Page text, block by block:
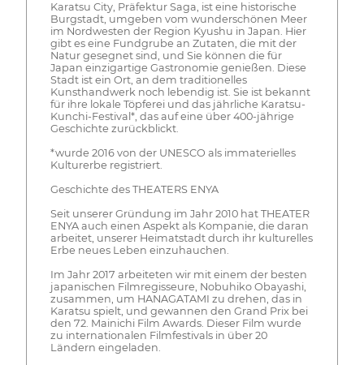
Karatsu City, Präfektur Saga, ist eine historische
Burgstadt, umgeben vom wunderschönen Meer
im Nordwesten der Region Kyushu in Japan. Hier
gibt es eine Fundgrube an Zutaten, die mit der
Natur gesegnet sind, und Sie können die für
Japan einzigartige Gastronomie genießen. Diese
Stadt ist ein Ort, an dem traditionelles
Kunsthandwerk noch lebendig ist. Sie ist bekannt
für ihre lokale Töpferei und das jährliche Karatsu-
Kunchi-Festival*, das auf eine über 400-jährige
Geschichte zurückblickt.
*wurde 2016 von der UNESCO als immaterielles
Kulturerbe registriert.
Geschichte des THEATERS ENYA
Seit unserer Gründung im Jahr 2010 hat THEATER
ENYA auch einen Aspekt als Kompanie, die daran
arbeitet, unserer Heimatstadt durch ihr kulturelles
Erbe neues Leben einzuhauchen.
Im Jahr 2017 arbeiteten wir mit einem der besten
japanischen Filmregisseure, Nobuhiko Obayashi,
zusammen, um HANAGATAMI zu drehen, das in
Karatsu spielt, und gewannen den Grand Prix bei
den 72. Mainichi Film Awards. Dieser Film wurde
zu internationalen Filmfestivals in über 20
Ländern eingeladen.